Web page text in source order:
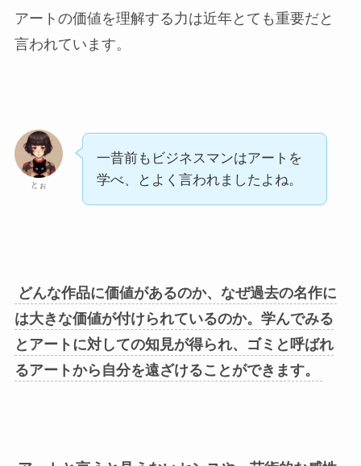
アートの価値を理解する力は近年とても重要だと
言われています。
とぉ
一昔前もビジネスマンはアートを
学べ、とよく言われましたよね。
どんな作品に価値があるのか、なぜ過去の名作に
は大きな価値が付けられているのか。学んでみる
とアートに対しての知見が得られ、ゴミと呼ばれ
るアートから自分を遠ざけることができます。